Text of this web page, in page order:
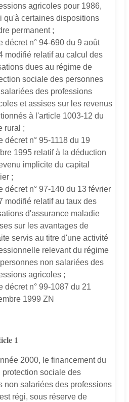
agricoles pour 1986,
qu'à certaines dispositions
permanent ;
décret n° 94-690 du 9 août
modifié relatif au calcul des
dues au régime de
sociale des personnes
des professions
et assises sur les revenus
à l'article 1003-12 du
rural ;
décret n° 95-1118 du 19
1995 relatif à la déduction
implicite du capital
;
décret n° 97-140 du 13 février
modifié relatif au taux des
d'assurance maladie
sur les avantages de
servis au titre d'une activité
relevant du régime
non salariées des
agricoles ;
décret n° 99-1087 du 21
1999 ZN
1
2000, le financement du
protection sociale des
non salariées des professions
régi, sous réserve de